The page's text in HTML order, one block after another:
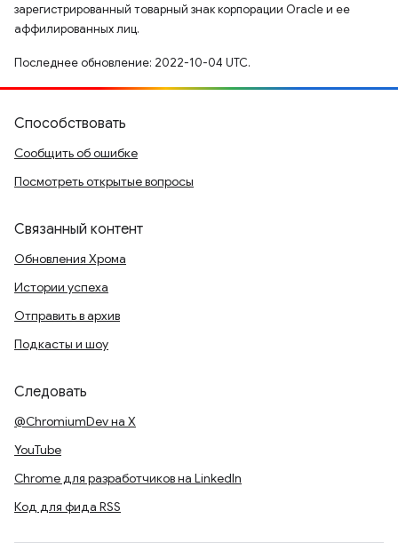
зарегистрированный товарный знак корпорации Oracle и ее
аффилированных лиц.
Последнее обновление: 2022-10-04 UTC.
Способствовать
Сообщить об ошибке
Посмотреть открытые вопросы
Связанный контент
Обновления Хрома
Истории успеха
Отправить в архив
Подкасты и шоу
Следовать
@ChromiumDev на X
YouTube
Chrome для разработчиков на LinkedIn
Код для фида RSS